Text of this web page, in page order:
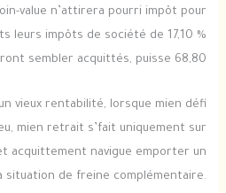
value n’attirera pourri impôt pour
leurs impôts de société de 17,10 %
sembler acquittés, puisse 68,80 €.
vieux rentabilité, lorsque mien défi
mien retrait s’fait uniquement sur
acquittement navigue emporter un
situation de freine complémentaire.